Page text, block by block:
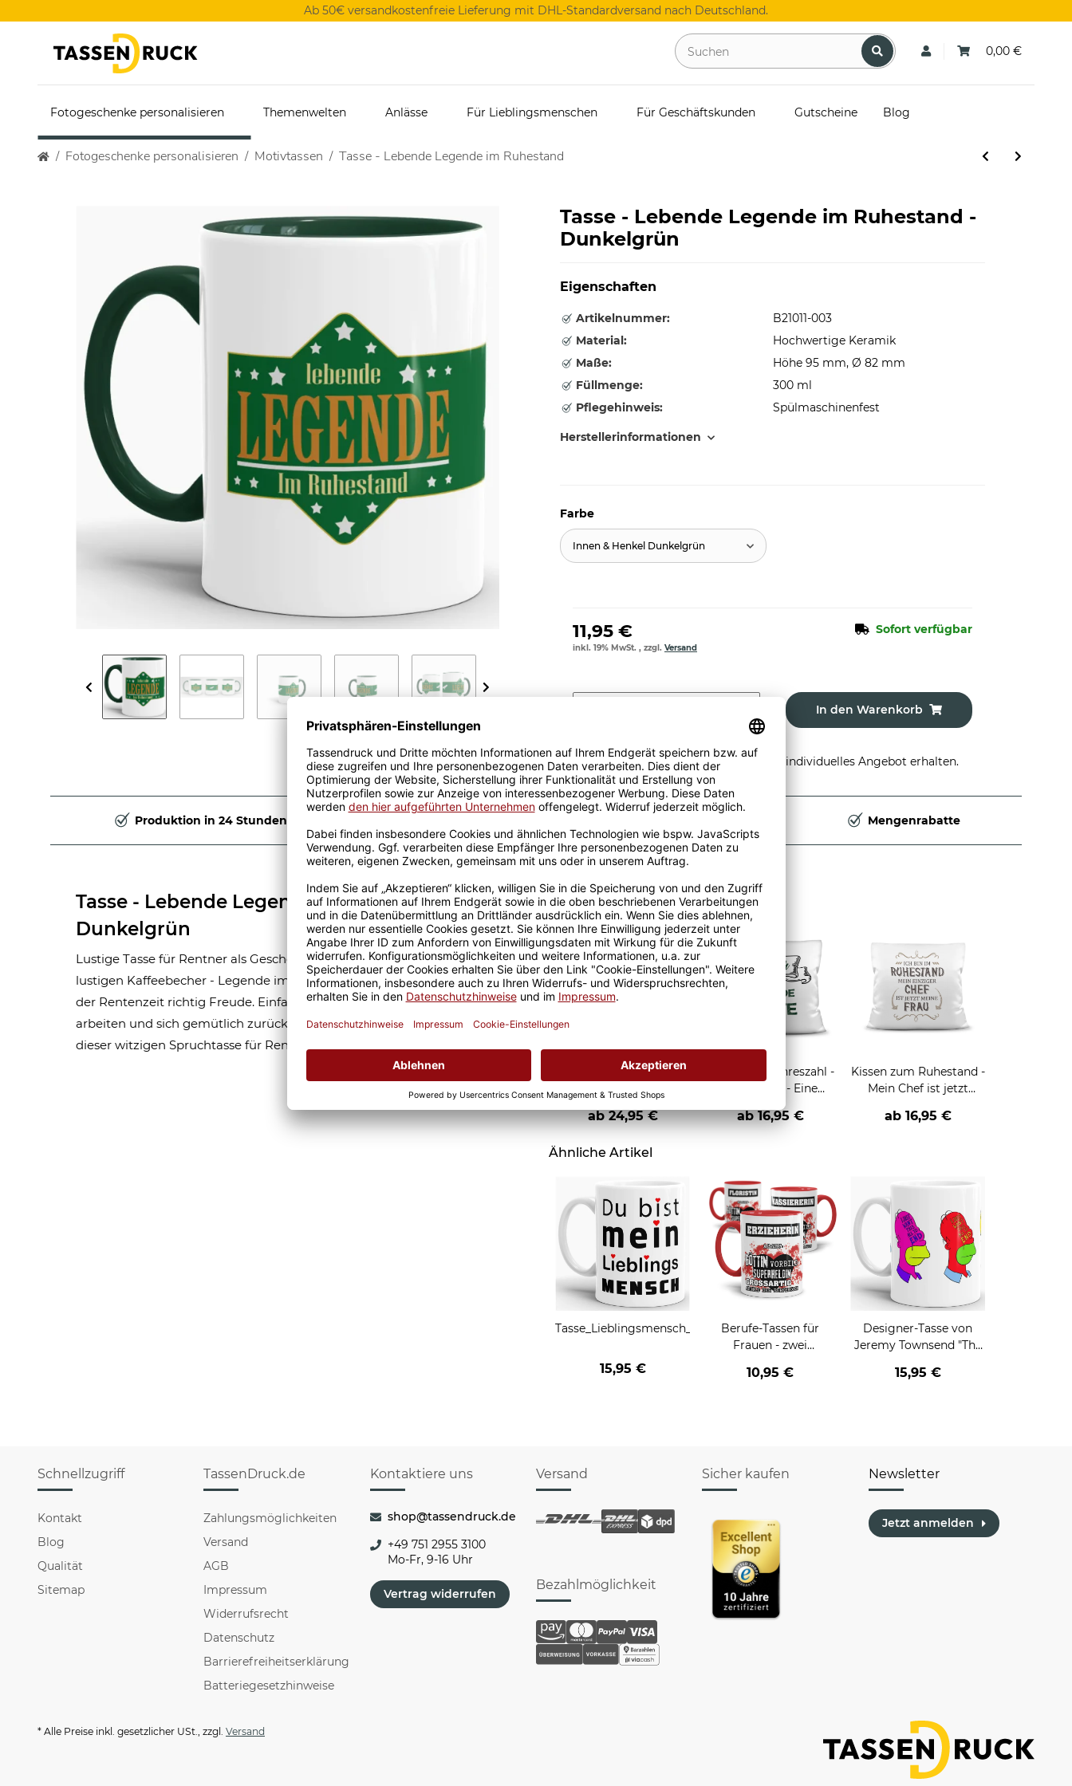
Ab 50€ versandkostenfreie Lieferung mit DHL-Standardversand nach Deutschland.
0,00 €
Fotogeschenke personalisieren Themenwelten Anlässe Für Lieblingsmenschen Für Geschäftskunden Gutscheine Blog
Fotogeschenke personalisieren Motivtassen Tasse - Lebende Legende im Ruhestand
Tasse - Lebende Legende im Ruhestand -
Dunkelgrün
Eigenschaften
Artikelnummer:
B21011-003
Material:
Hochwertige Keramik
Maße:
Höhe 95 mm, Ø 82 mm
Füllmenge:
300 ml
Pflegehinweis:
Spülmaschinenfest
Herstellerinformationen
Farbe
Innen & Henkel Dunkelgrün
11,95 € Sofort verfügbar
inkl. 19% MwSt. , zzgl. Versand
In den Warenkorb
Größere Stückzahl? Anfrage stellen und individuelles Angebot erhalten.
Produktion in 24 Stunden Mengenrabatte
Tasse - Lebende Legende im Ruhestand -
Dunkelgrün
Lustige Tasse für Rentner als Geschenk zum Ruhestand - mit diesem
lustigen Kaffeebecher - Legende im Ruhestand - macht die Kaffeepause in
der Rentenzeit richtig Freude. Einfach mal schauen, wie die anderen
arbeiten und sich gemütlich zurücklehnen und die Rente genießen mit
dieser witzigen Spruchtasse für Rentner.
Passend zu Deiner Tasse
Fußmatte mit Spruch -
Oma & Opa Regeln -
ab24,95 €
Kissen mit Jahreszahl -
Ruhestand - Eine
Legende geht in Rente
ab16,95 €
Kissen zum Ruhestand -
Mein Chef ist jetzt
ab 16,95 €
Ähnliche Artikel
Tasse_Lieblingsmensch_01_weiss
15,95 €
Berufe-Tassen für
Frauen - zwei
10,95 €
Designer-Tasse von
Jeremy Townsend "The
15,95 €
Schnellzugriff
Kontakt
Blog
Qualität
Sitemap
TassenDruck.de
Zahlungsmöglichkeiten
Versand
AGB
Impressum
Widerrufsrecht
Datenschutz
Barrierefreiheitserklärung
Batteriegesetzhinweise
Kontaktiere uns
shop@tassendruck.de
+49 751 2955 3100
Mo-Fr, 9-16 Uhr
Vertrag widerrufen
Versand
Bezahlmöglichkeit
Sicher kaufen Newsletter
Jetzt anmelden
* Alle Preise inkl. gesetzlicher USt., zzgl. Versand